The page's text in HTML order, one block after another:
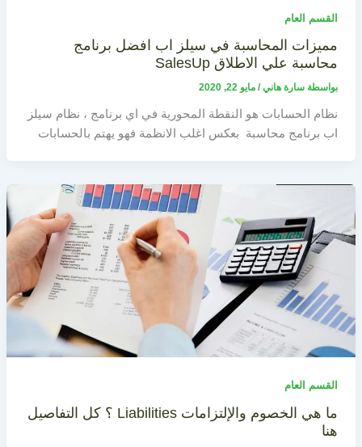
القسم العام
مميزات المحاسبة في سيلز اب افضل برنامج
محاسبة علي الاطلاق SalesUp
بواسطة سارة هاني/ مايو 22, 2020
نظام الحسابات هو النقطة المحورية في اي برنامج ، نظام سيلز
اب برنامج محاسبة بعكس اغلب الانظمة فهو يهتم بالحسابات
القسم العام
ما هي الخصوم والإلتزامات Liabilities ؟ كل التفاصيل
هنا